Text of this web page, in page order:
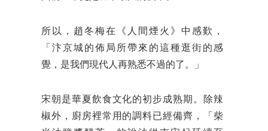
所以，趙冬梅在《人間煙火》中感歎，
「汴京城的佈局所帶來的這種逛街的感
覺，是我們現代人再熟悉不過的了。」
宋朝是華夏飲食文化的初步成熟期。除辣
椒外，廚房裡常用的調料已經備齊，「柴